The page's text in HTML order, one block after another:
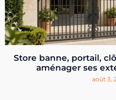
Store banne, portail,
aménager ses
août 3,